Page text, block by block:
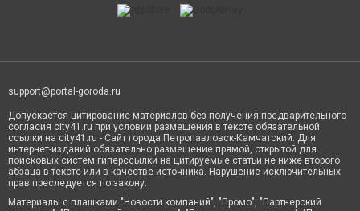
support@portal-goroda.ru
Допускается цитирование материалов без получения предварительного
согласия city41.ru при условии размещения в тексте обязательной
ссылки на city41.ru - Сайт города Петропавловск-Камчатский. Для
интернет-изданий обязательно размещение прямой, открытой для
поисковых систем гиперссылки на цитируемые статьи не ниже второго
абзаца в тексте или в качестве источника. Нарушение исключительных
прав преследуется по закону.
Материалы с плашками "Новости компаний", "Промо", "Партнерский